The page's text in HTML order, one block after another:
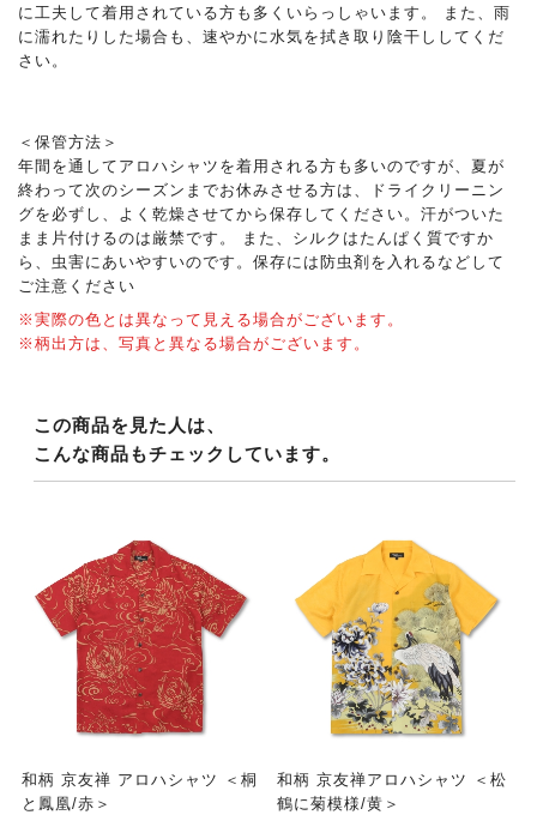
に工夫して着用されている方も多くいらっしゃいます。 また、雨
に濡れたりした場合も、速やかに水気を拭き取り陰干ししてくだ
さい。
＜保管方法＞
年間を通してアロハシャツを着用される方も多いのですが、夏が
終わって次のシーズンまでお休みさせる方は、ドライクリーニン
グを必ずし、よく乾燥させてから保存してください。汗がついた
まま片付けるのは厳禁です。 また、シルクはたんぱく質ですか
ら、虫害にあいやすいのです。保存には防虫剤を入れるなどして
ご注意ください
※実際の色とは異なって見える場合がございます。
※柄出方は、写真と異なる場合がございます。
この商品を見た人は、
こんな商品もチェックしています。
和柄 京友禅 アロハシャツ ＜桐
と鳳凰/赤＞
和柄 京友禅アロハシャツ ＜松
鶴に菊模様/黄＞